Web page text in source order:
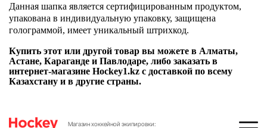
Данная шапка является сертифицированным продуктом,
упакована в индивидуальную упаковку, защищена
голограммой, имеет уникальный штрихкод.
Купить этот или другой товар вы можете в Алматы,
Астане, Караганде и Павлодаре, либо заказать в
интернет-магазине Hockey1.kz с доставкой по всему
Казахстану и в другие страны.
Магазин хоккейной экипировки: